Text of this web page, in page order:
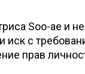
Soo-ae и
иск с
прав